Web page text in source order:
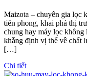
Maizota – chuyên gia lọc
tiên phong, khai phá thị
chung hay máy lọc
khẳng định vị thế về chất
[…]
Chi tiết